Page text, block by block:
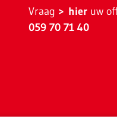
Vraag hier uw
059 70 71 40